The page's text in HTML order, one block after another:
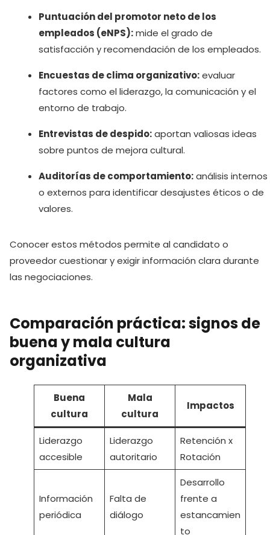
Puntuación del promotor neto de los
empleados (eNPS):mide el grado de
satisfacción y recomendación de los empleados.
Encuestas de clima organizativo:evaluar
factores como el liderazgo, la comunicación y el
entorno de trabajo.
Entrevistas de despido:aportan valiosas ideas
sobre puntos de mejora cultural.
Auditorías de comportamiento:análisis internos
o externos para identificar desajustes éticos o de
valores.
Conocer estos métodos permite al candidato o
proveedor cuestionar y exigir información clara durante
las negociaciones.
Comparación práctica: signos de
buena y mala cultura
organizativa
Buena
cultura
Mala
cultura
Impactos
Liderazgo
accesible
Liderazgo
autoritario
Retención x
Rotación
Información
periódica
Falta de
diálogo
Desarrollo
frente a
estancamien
to